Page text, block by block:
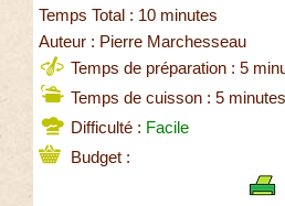
Temps Total : 10 minutes
Auteur : Pierre Marchesseau
Temps de préparation : 5
Temps de cuisson : 5 minutes
Difficulté : Facile
Budget :